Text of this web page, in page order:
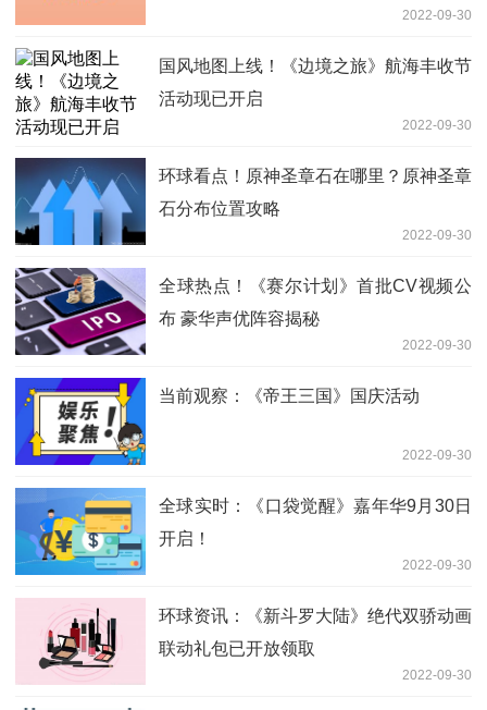
2022-09-30
国风地图上线！《边境之旅》航海丰收节
活动现已开启
2022-09-30
环球看点！原神圣章石在哪里？原神圣章
石分布位置攻略
2022-09-30
全球热点！《赛尔计划》首批CV视频公
布 豪华声优阵容揭秘
2022-09-30
当前观察：《帝王三国》国庆活动
2022-09-30
全球实时：《口袋觉醒》嘉年华9月30日
开启！
2022-09-30
环球资讯：《新斗罗大陆》绝代双骄动画
联动礼包已开放领取
2022-09-30